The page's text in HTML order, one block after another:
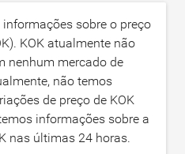
sobre o preço
KOK atualmente não
nenhum mercado de
não temos
de preço de KOK
informações sobre a
nas últimas 24 horas.